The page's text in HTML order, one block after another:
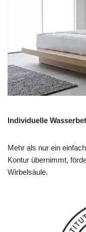
Individuelle
Mehr als nur ein
Kontur übernimmt,
Wirbelsäule.